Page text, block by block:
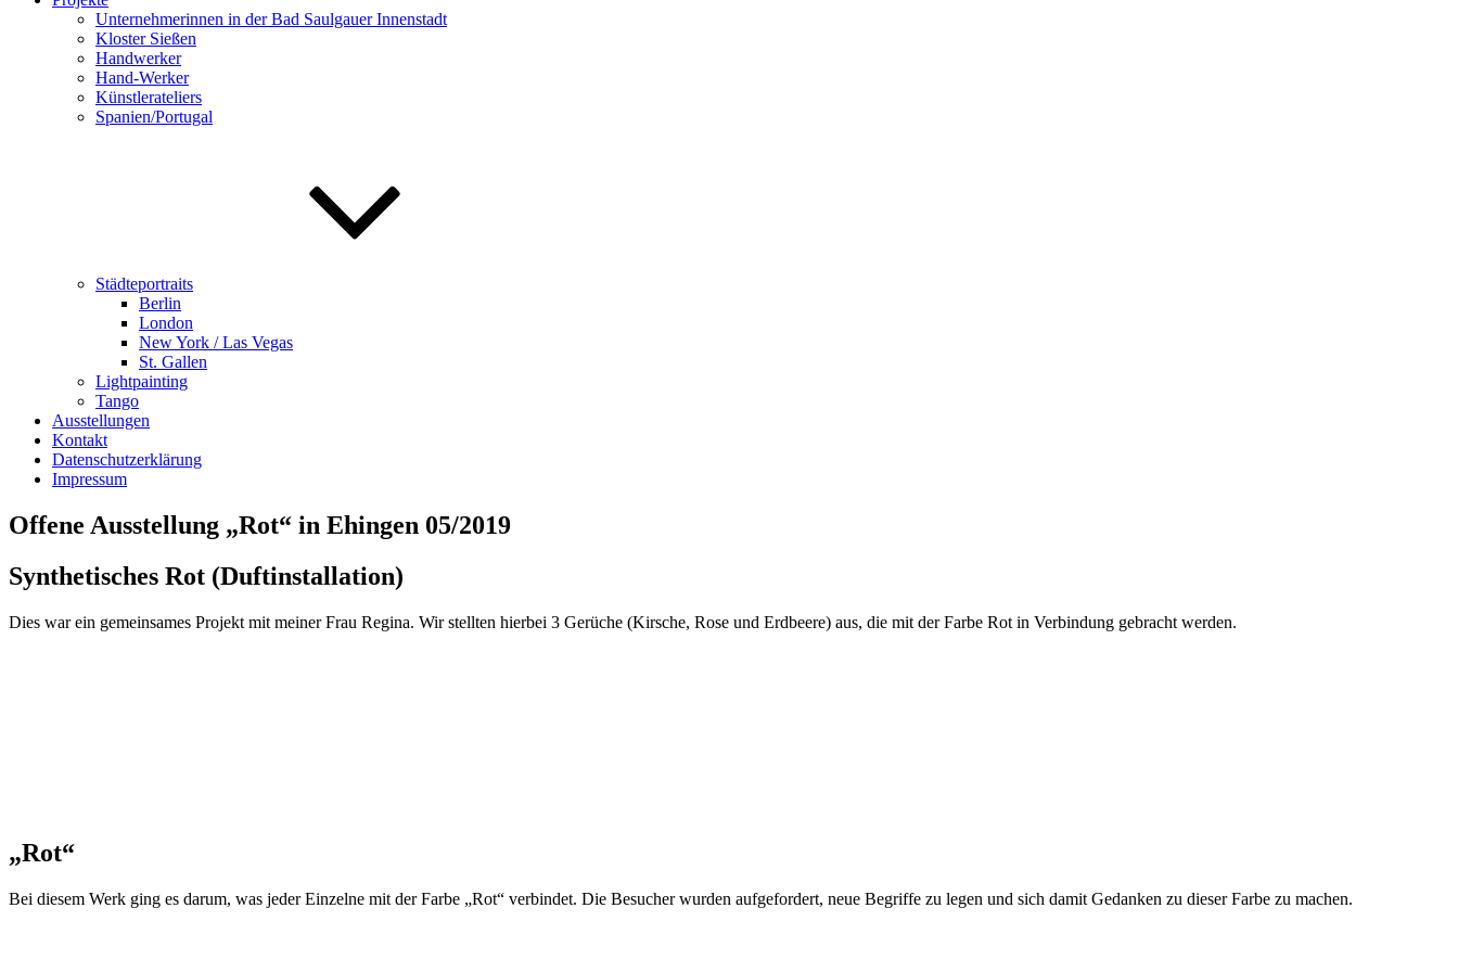
Unternehmerinnen in der Bad Saulgauer Innenstadt
Kloster Sießen
Handwerker
Hand-Werker
Künstlerateliers
Spanien/Portugal
Städteportraits
Berlin
London
New York / Las Vegas
St. Gallen
Lightpainting
Tango
Ausstellungen
Kontakt
Datenschutzerklärung
Impressum
Offene Ausstellung „Rot“ in Ehingen 05/2019
Synthetisches Rot (Duftinstallation)
Dies war ein gemeinsames Projekt mit meiner Frau Regina. Wir stellten hierbei 3 Gerüche (Kirsche, Rose und Erdbeere) aus, die mit der Farbe Rot in Verbindung gebracht werden.
„Rot“
Bei diesem Werk ging es darum, was jeder Einzelne mit der Farbe „Rot“ verbindet. Die Besucher wurden aufgefordert, neue Begriffe zu legen und sich damit Gedanken zu dieser Farbe zu machen.